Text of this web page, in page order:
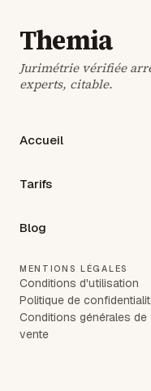
Themia
Jurimétrie vérifiée
experts, citable.
Accueil
Tarifs
Blog
MENTIONS LÉGALES
Conditions d'utilisation
Politique de
Conditions générales de
vente